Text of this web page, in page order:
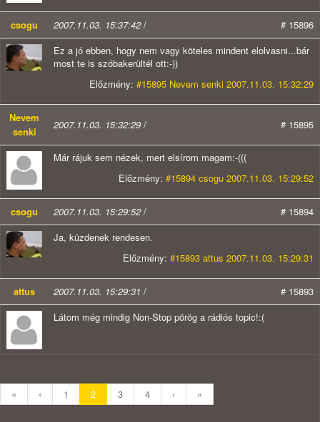
csogu 2007.11.03. 15:37:42/
# 15896
Ez a jó ebben, hogy nem vagy köteles mindent elolvasni...bár
most te is szóbakerültél ott:-))
Előzmény: #15895 Nevem senki 2007.11.03. 15:32:29
Nevem
senki
2007.11.03. 15:32:29 / # 15895
Már rájuk sem nézek, mert elsírom magam:-(((
Előzmény: #15894 csogu 2007.11.03. 15:29:52
csogu 2007.11.03. 15:29:52/
# 15894
Ja, küzdenek rendesen.
Előzmény: #15893 attus 2007.11.03. 15:29:31
attus 2007.11.03. 15:29:31 /
# 15893
Látom még mindig Non-Stop pörög a rádiós topic!:(
« ‹ 1 2 3 4 › »